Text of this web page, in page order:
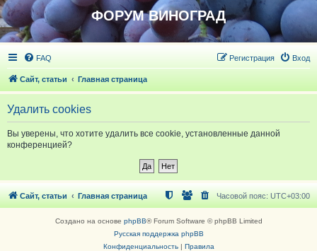
ФОРУМ ВИНОГРАД
FAQ Вход
Регистрация
Сайт, статьи Главная страница
Удалить cookies
Вы уверены, что хотите удалить все cookie, установленные данной
конференцией?
Сайт, статьи Главная страница Часовой пояс: UTC+03:00
Создано на основе phpBB® Forum Software © phpBB Limited
Русская поддержка phpBB
Конфиденциальность| Правила